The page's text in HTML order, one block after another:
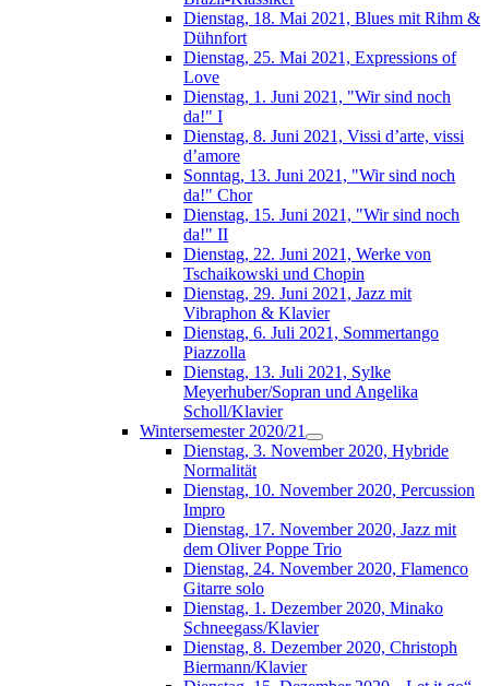
Dienstag, 18. Mai 2021, Blues mit Rihm &
Dühnfort
Dienstag, 25. Mai 2021, Expressions of
Love
Dienstag, 1. Juni 2021, "Wir sind noch
da!" I
Dienstag, 8. Juni 2021, Vissi d’arte, vissi
d’amore
Sonntag, 13. Juni 2021, "Wir sind noch
da!" Chor
Dienstag, 15. Juni 2021, "Wir sind noch
da!" II
Dienstag, 22. Juni 2021, Werke von
Tschaikowski und Chopin
Dienstag, 29. Juni 2021, Jazz mit
Vibraphon & Klavier
Dienstag, 6. Juli 2021, Sommertango
Piazzolla
Dienstag, 13. Juli 2021, Sylke
Meyerhuber/Sopran und Angelika
Scholl/Klavier
Wintersemester 2020/21
Dienstag, 3. November 2020, Hybride
Normalität
Dienstag, 10. November 2020, Percussion
Impro
Dienstag, 17. November 2020, Jazz mit
dem Oliver Poppe Trio
Dienstag, 24. November 2020, Flamenco
Gitarre solo
Dienstag, 1. Dezember 2020, Minako
Schneegass/Klavier
Dienstag, 8. Dezember 2020, Christoph
Biermann/Klavier